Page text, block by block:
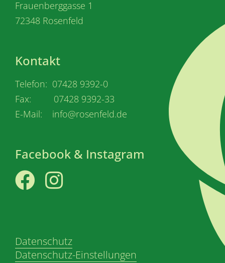
Frauenberggasse 1
72348 Rosenfeld
Kontakt
Telefon: 07428 9392-0
Fax: 07428 9392-33
E-Mail: info@rosenfeld.de
Facebook & Instagram
Datenschutz
Datenschutz-Einstellungen